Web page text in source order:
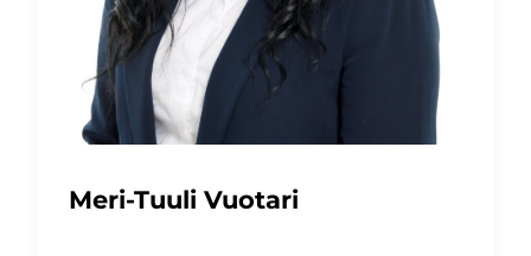
Meri-Tuuli Vuotari